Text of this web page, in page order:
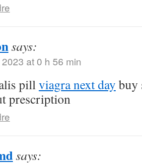
says:
at 0 h 56 min
pillviagra next day buy
prescription
says: